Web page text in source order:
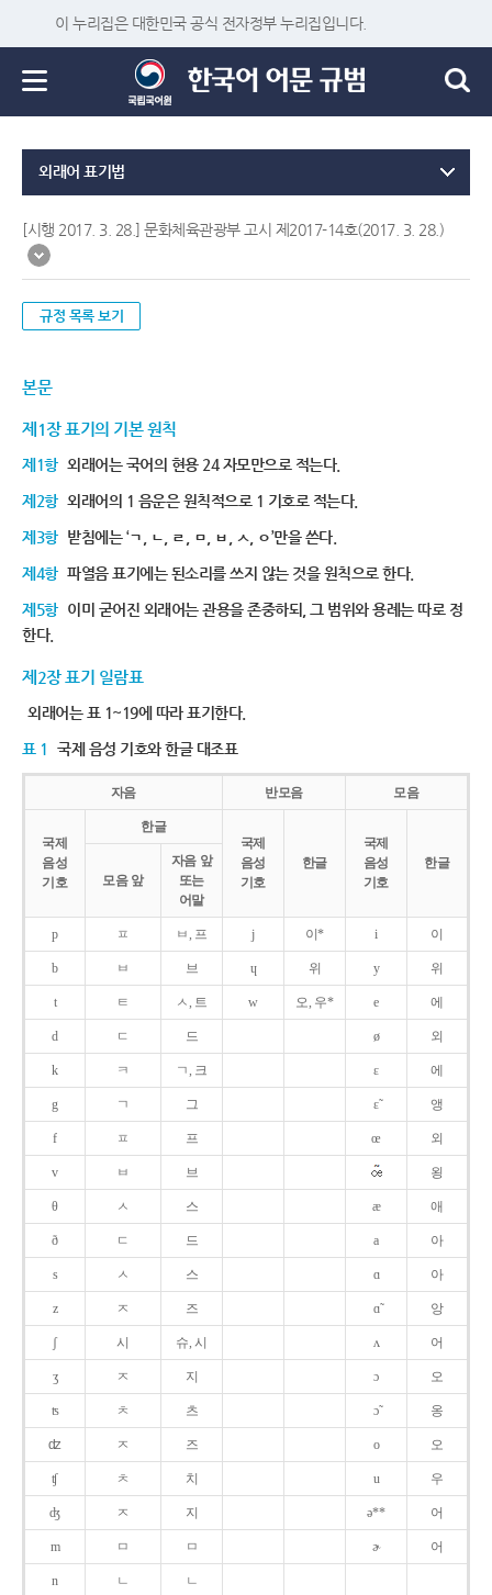
이 누리집은 대한민국 공식 전자정부 누리집입니다.
외래어 표기법
[시행 2017. 3. 28.] 문화체육관광부 고시 제2017-14호(2017. 3. 28.)
규정 목록 보기
본문
제1장 표기의 기본 원칙
제1항 외래어는 국어의 현용 24 자모만으로 적는다.
제2항 외래어의 1 음운은 원칙적으로 1 기호로 적는다.
제3항 받침에는 ‘ㄱ, ㄴ, ㄹ, ㅁ, ㅂ, ㅅ, ㅇ’만을 쓴다.
제4항 파열음 표기에는 된소리를 쓰지 않는 것을 원칙으로 한다.
제5항 이미 굳어진 외래어는 관용을 존중하되, 그 범위와 용례는 따로 정
한다.
제2장 표기 일람표
외래어는 표 1~19에 따라 표기한다.
표 1 국제 음성 기호와 한글 대조표
자음 반모음 모음
국제
음성
기호
한글
국제
음성
기호
한글
국제
음성
기호
한글
모음 앞
자음 앞
또는
어말
p ㅍ ㅂ, 프 j 이* i 이
b ㅂ 브 ɥ 위 y 위
t ㅌ ㅅ, 트 w 오, 우* e 에
d ㄷ 드 ø 외
k ㅋ ㄱ, 크 ɛ 에
g ㄱ 그 ɛ̃ 앵
f ㅍ 프 œ 외
v ㅂ 브 욍
θ ㅅ 스 æ 애
ð ㄷ 드 a 아
s ㅅ 스 ɑ 아
z ㅈ 즈 ɑ̃ 앙
ʃ 시 슈, 시 ʌ 어
ʒ ㅈ 지 ɔ 오
ʦ ㅊ 츠 ɔ̃ 옹
ʣ ㅈ 즈 o 오
ʧ ㅊ 치 u 우
ʤ ㅈ 지 ə** 어
m ㅁ ㅁ ɚ 어
n ㄴ ㄴ